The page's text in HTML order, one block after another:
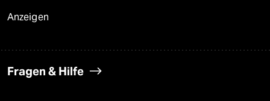
Anzeigen
Fragen & Hilfe